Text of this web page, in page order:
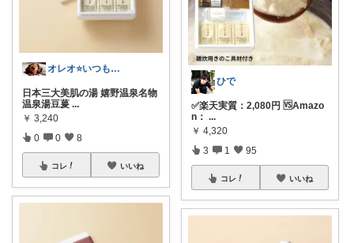
オレオ⭐️いつもありがとうございます🌸
日本三大美肌の湯 嬉野温泉名物
温泉湯豆萲 ...
￥ 3,240
0 0 8
コレ いいね
ひで
✅楽天実質：2,080円 🆚Amazo
n： ...
￥ 4,320
3 1 95
コレ いいね